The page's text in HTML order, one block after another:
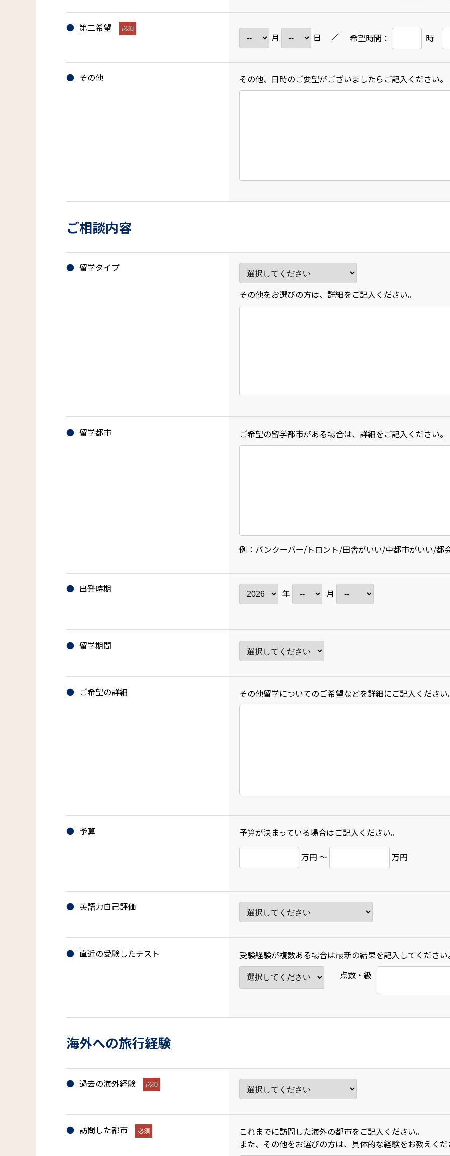
第二希望
月
日 ／ 希望時間： 時
その他 その他、日時のご要望がございましたらご記入ください。
ご相談内容
留学タイプ
その他をお選びの方は、詳細をご記入ください。
留学都市 ご希望の留学都市がある場合は、詳細をご記入ください。
例：バンクーバー/トロント/田舎がいい/中都市がいい/都
出発時期 年 月
留学期間
ご希望の詳細 その他留学についてのご希望などを詳細にご記入くださ
予算
予算が決まっている場合はご記入ください。
万円 ～
万円
英語力自己評価
直近の受験したテスト
受験経験が複数ある場合は最新の結果を記入してくださ
点数・級
海外への旅行経験
過去の海外経験
訪問した都市
これまでに訪問した海外の都市をご記入ください。
また、その他をお選びの方は、具体的な経験をお教えく